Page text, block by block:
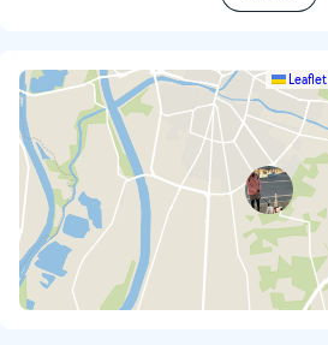
Leaflet